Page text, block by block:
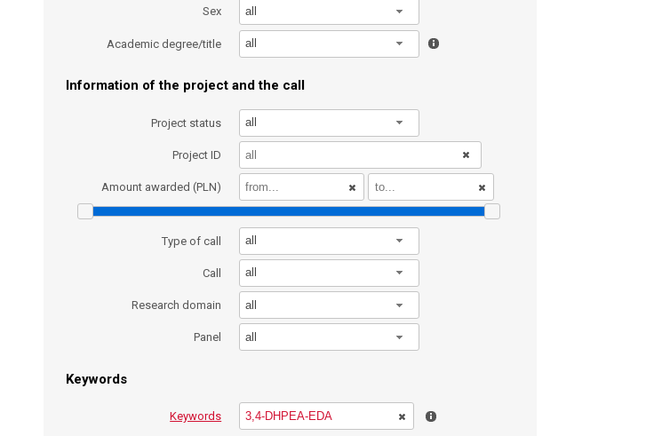
Sex all
Academic degree/title all
Information of the project and the call
Project status all
Project ID
Amount awarded (PLN)
Type of call all
Call all
Research domain all
Panel all
Keywords
Keywords